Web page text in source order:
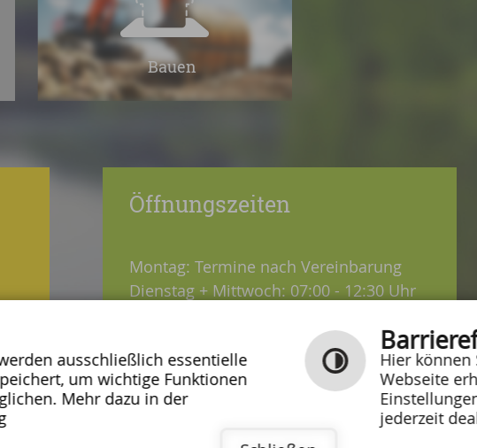
Bauen
Öffnungszeiten
Montag: Termine nach Vereinbarung
Dienstag + Mittwoch: 07:00 - 12:30 Uhr
Freitag: 07:00 - 12:00 Uhr
ausschließlich essentielle
um wichtige Funktionen
Mehr dazu in der
Hier können
Webseite
jederzeit